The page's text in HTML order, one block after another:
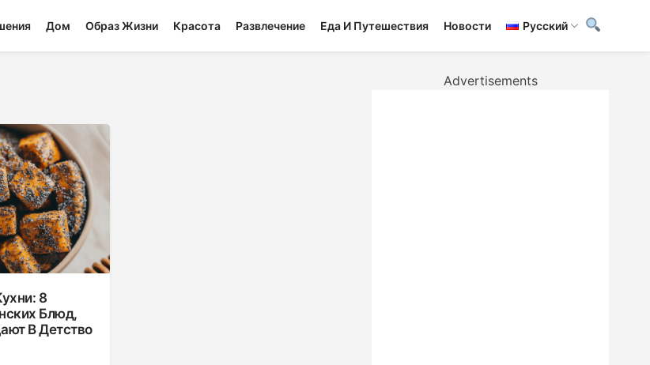
Дом Образ Жизни Красота Развлечение Еда И Путешествия Новости Русский
8
Блюд,
В Детство
Advertisements